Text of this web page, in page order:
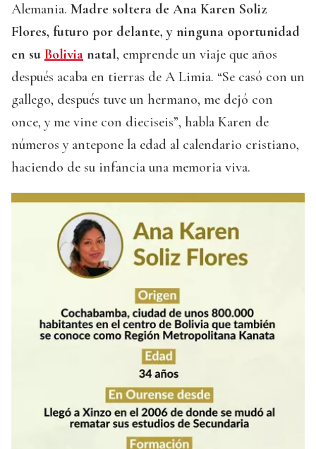
Alemania. Madre soltera de Ana Karen Soliz
Flores, futuro por delante, y ninguna oportunidad
en su Bolivia natal, emprende un viaje que años
después acaba en tierras de A Limia. “Se casó con un
gallego, después tuve un hermano, me dejó con
once, y me vine con dieciseis”, habla Karen de
números y antepone la edad al calendario cristiano,
haciendo de su infancia una memoria viva.